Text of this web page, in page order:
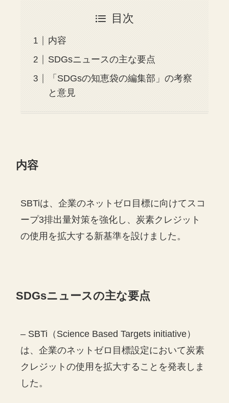
目次
内容
SDGsニュースの主な要点
「SDGsの知恵袋の編集部」の考察
と意見
内容
SBTiは、企業のネットゼロ目標に向けてスコ
ープ3排出量対策を強化し、炭素クレジット
の使用を拡大する新基準を設けました。
SDGsニュースの主な要点
– SBTi（Science Based Targets initiative）
は、企業のネットゼロ目標設定において炭素
クレジットの使用を拡大することを発表しま
した。